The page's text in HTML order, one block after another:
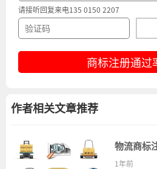
请接听回复来电135 0150 2207
商标注册通过
作者相关文章推荐
物流商标
1年前